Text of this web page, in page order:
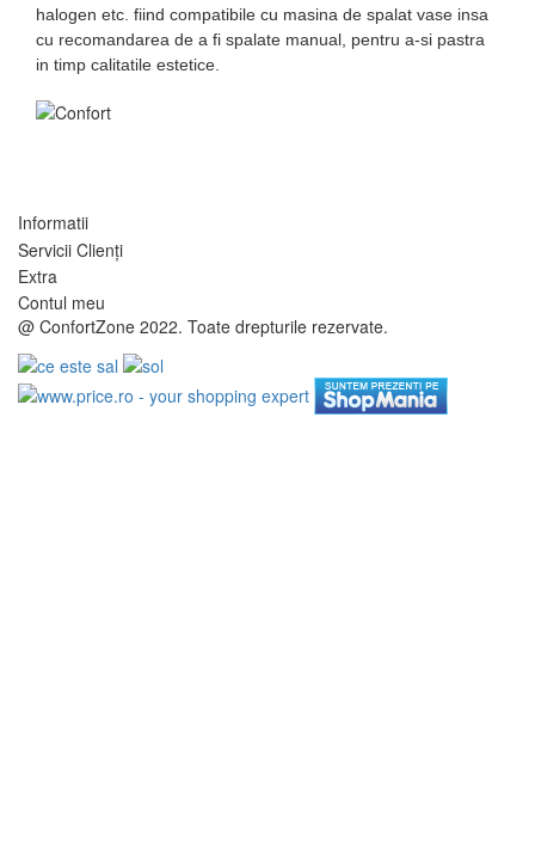
halogen etc. fiind compatibile cu masina de spalat vase insa
cu recomandarea de a fi spalate manual, pentru a-si pastra
in timp calitatile estetice.
Informatii
Servicii Clienţi
Extra
Contul meu
@ ConfortZone 2022. Toate drepturile rezervate.